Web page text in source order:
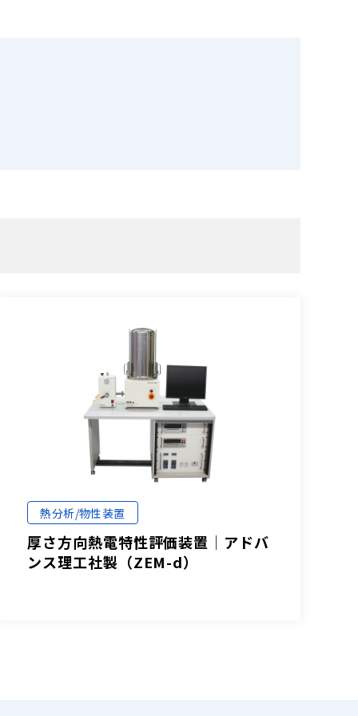
熱分析/物性装置
厚さ方向熱電特性評価装置│アドバ
ンス理工社製（ZEM-d）